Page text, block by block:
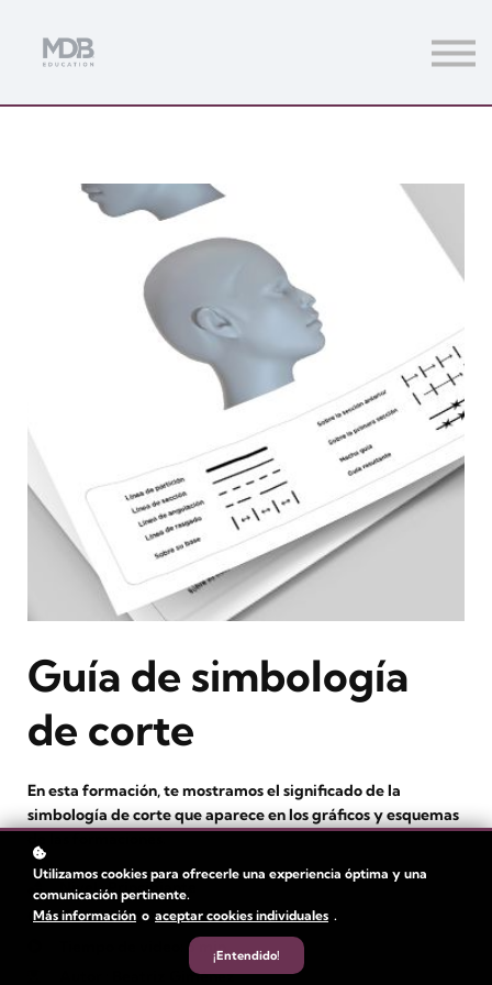
Únete a MDb Pro
Guía de simbología
de corte
En esta formación, te mostramos el significado de la
simbología de corte que aparece en los gráficos y esquemas
Nivel
: Principiante
Duración:1 hora
Tiempo de video: 5 min
: Beatriz Giménez
Utilizamos cookies para ofrecerle una experiencia óptima y una
comunicación pertinente.
Más información o aceptar cookies individuales .
¡Entendido!